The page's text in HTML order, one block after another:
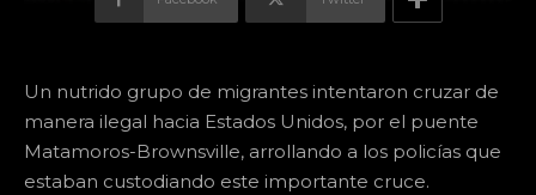
Un nutrido grupo de migrantes intentaron cruzar de
manera ilegal hacia Estados Unidos, por el puente
Matamoros-Brownsville, arrollando a los policías que
estaban custodiando este importante cruce.